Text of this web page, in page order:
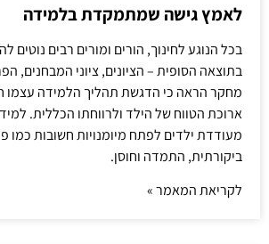
לאמץ גישה שמתמקדת בלמידה
בכל הנוגע לחינוך, הורים ומורים רבים נוטים
בתוצאה הסופית – הציונים, ציוני המבחנים,
מחקר הראה כי הדגשת תהליך הלמידה עצמו
ארוכת הטווח של הילד ולרווחתו הכללית.
מעודדת ילדים לפתח מיומנויות חשובות כמו
ביקורתית, התמדה וחוסן.
לקריאת המאמר »